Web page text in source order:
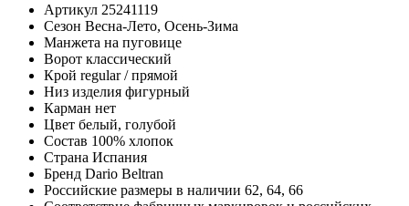
Артикул 25241119
Сезон Весна-Лето, Осень-Зима
Манжета на пуговице
Ворот классический
Крой regular / прямой
Низ изделия фигурный
Карман нет
Цвет белый, голубой
Состав 100% хлопок
Страна Испания
Бренд Dario Beltran
Российские размеры в наличии 62, 64, 66